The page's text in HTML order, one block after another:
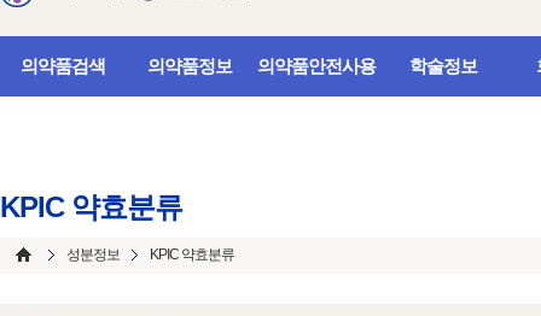
의약품검색 의약품정보 의약품안전사용 학술정보
KPIC 약효분류
성분정보 KPIC 약효분류